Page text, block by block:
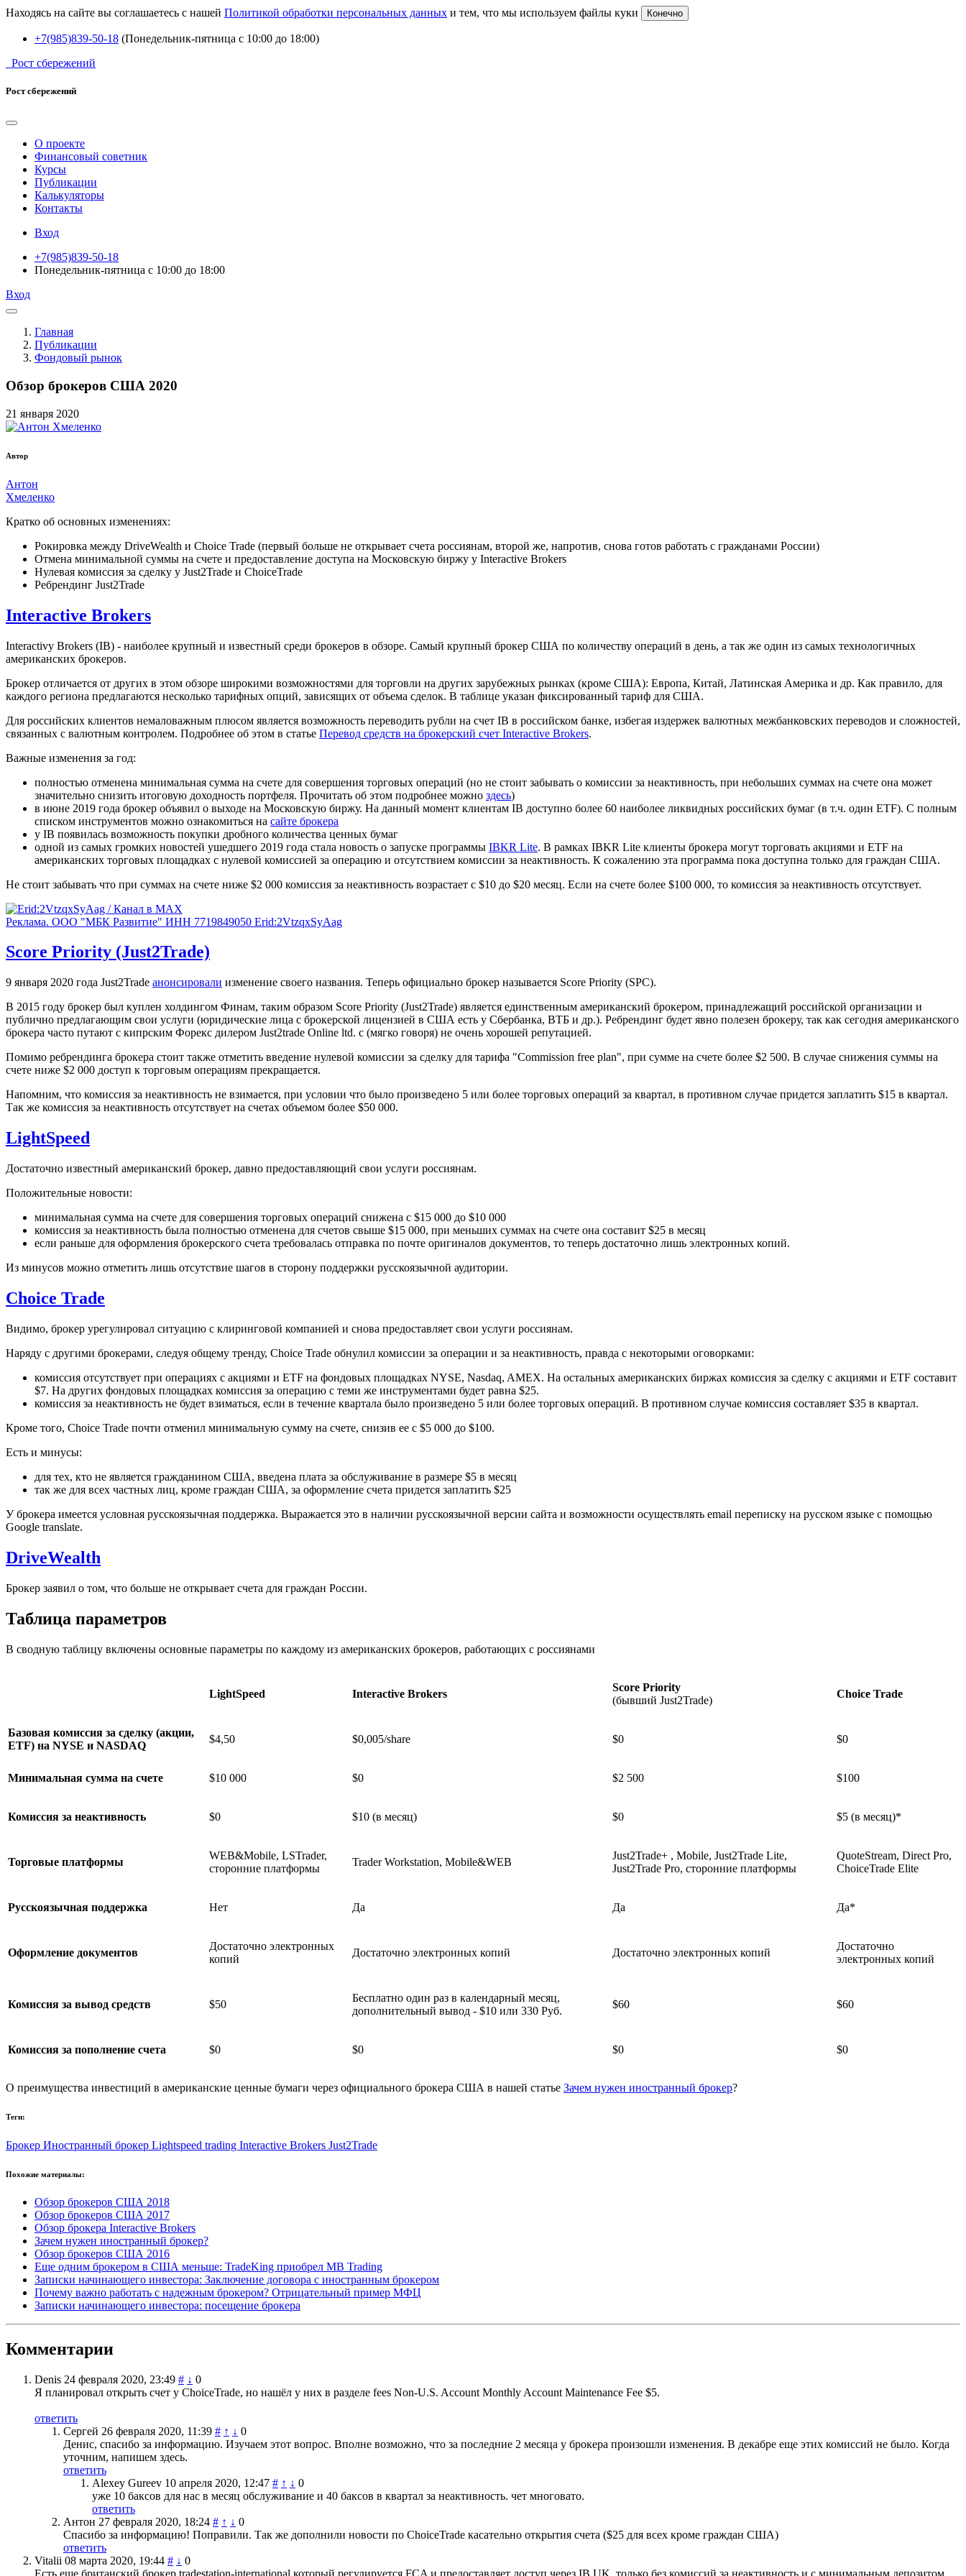
Находясь на сайте вы соглашаетесь с нашей Политикой обработки персональных данных и тем, что мы используем файлы куки Конечно
+7(985)839-50-18 (Понедельник-пятница с 10:00 до 18:00)
Рост сбережений
Рост сбережений
О проекте
Финансовый советник
Курсы
Публикации
Калькуляторы
Контакты
Вход
+7(985)839-50-18
Понедельник-пятница с 10:00 до 18:00
Вход
Главная
Публикации
Фондовый рынок
Обзор брокеров США 2020
21 января 2020
Автор
Антон
Хмеленко
Кратко об основных изменениях:
Рокировка между DriveWealth и Choice Trade (первый больше не открывает счета россиянам, второй же, напротив, снова готов работать с гражданами России)
Отмена минимальной суммы на счете и предоставление доступа на Московскую биржу у Interactive Brokers
Нулевая комиссия за сделку у Just2Trade и ChoiceTrade
Ребрендинг Just2Trade
Interactive Brokers
Interactivу Brokers (IB) - наиболее крупный и известный среди брокеров в обзоре. Самый крупный брокер США по количеству операций в день, а так же один из самых технологичных
американских брокеров.
Брокер отличается от других в этом обзоре широкими возможностями для торговли на других зарубежных рынках (кроме США): Европа, Китай, Латинская Америка и др. Как правило, для
каждого региона предлагаются несколько тарифных опций, зависящих от объема сделок. В таблице указан фиксированный тариф для США.
Для российских клиентов немаловажным плюсом является возможность переводить рубли на счет IB в российском банке, избегая издержек валютных межбанковских переводов и сложностей,
связанных с валютным контролем. Подробнее об этом в статье Перевод средств на брокерский счет Interactive Brokers.
Важные изменения за год:
полностью отменена минимальная сумма на счете для совершения торговых операций (но не стоит забывать о комиссии за неактивность, при небольших суммах на счете она может
значительно снизить итоговую доходность портфеля. Прочитать об этом подробнее можно здесь)
в июне 2019 года брокер объявил о выходе на Московскую биржу. На данный момент клиентам IB доступно более 60 наиболее ликвидных российских бумаг (в т.ч. один ETF). С полным
списком инструментов можно ознакомиться на сайте брокера
у IB появилась возможность покупки дробного количества ценных бумаг
одной из самых громких новостей ушедшего 2019 года стала новость о запуске программы IBKR Lite. В рамках IBKR Lite клиенты брокера могут торговать акциями и ETF на
американских торговых площадках с нулевой комиссией за операцию и отсутствием комиссии за неактивность. К сожалению эта программа пока доступна только для граждан США.
Не стоит забывать что при суммах на счете ниже $2 000 комиссия за неактивность возрастает с $10 до $20 месяц. Если на счете более $100 000, то комиссия за неактивность отсутствует.
Реклама. ООО "МБК Развитие" ИНН 7719849050 Erid:2VtzqxSyAag
Score Priority (Just2Trade)
9 января 2020 года Just2Trade анонсировали изменение своего названия. Теперь официально брокер называется Score Priority (SPC).
В 2015 году брокер был куплен холдингом Финам, таким образом Score Priority (Just2Trade) является единственным американский брокером, принадлежащий российской организации и
публично предлагающим свои услуги (юридические лица с брокерской лицензией в США есть у Сбербанка, ВТБ и др.). Ребрендинг будет явно полезен брокеру, так как сегодня американского
брокера часто путают с кипрским Форекс дилером Just2trade Online ltd. с (мягко говоря) не очень хорошей репутацией.
Помимо ребрендинга брокера стоит также отметить введение нулевой комиссии за сделку для тарифа "Commission free plan", при сумме на счете более $2 500. В случае снижения суммы на
счете ниже $2 000 доступ к торговым операциям прекращается.
Напомним, что комиссия за неактивность не взимается, при условии что было произведено 5 или более торговых операций за квартал, в противном случае придется заплатить $15 в квартал.
Так же комиссия за неактивность отсутствует на счетах объемом более $50 000.
LightSpeed
Достаточно известный американский брокер, давно предоставляющий свои услуги россиянам.
Положительные новости:
минимальная сумма на счете для совершения торговых операций снижена с $15 000 до $10 000
комиссия за неактивность была полностью отменена для счетов свыше $15 000, при меньших суммах на счете она составит $25 в месяц
если раньше для оформления брокерского счета требовалась отправка по почте оригиналов документов, то теперь достаточно лишь электронных копий.
Из минусов можно отметить лишь отсутствие шагов в сторону поддержки русскоязычной аудитории.
Choice Trade
Видимо, брокер урегулировал ситуацию с клиринговой компанией и снова предоставляет свои услуги россиянам.
Наряду с другими брокерами, следуя общему тренду, Choice Trade обнулил комиссии за операции и за неактивность, правда с некоторыми оговорками:
комиссия отсутствует при операциях с акциями и ETF на фондовых площадках NYSE, Nasdaq, AMEX. На остальных американских биржах комиссия за сделку с акциями и ETF составит
$7. На других фондовых площадках комиссия за операцию с теми же инструментами будет равна $25.
комиссия за неактивность не будет взиматься, если в течение квартала было произведено 5 или более торговых операций. В противном случае комиссия составляет $35 в квартал.
Кроме того, Choice Trade почти отменил минимальную сумму на счете, снизив ее с $5 000 до $100.
Есть и минусы:
для тех, кто не является гражданином США, введена плата за обслуживание в размере $5 в месяц
так же для всех частных лиц, кроме граждан США, за оформление счета придется заплатить $25
У брокера имеется условная русскоязычная поддержка. Выражается это в наличии русскоязычной версии сайта и возможности осуществлять email переписку на русском языке с помощью
Google translate.
DriveWealth
Брокер заявил о том, что больше не открывает счета для граждан России.
Таблица параметров
В сводную таблицу включены основные параметры по каждому из американских брокеров, работающих с россиянами
LightSpeed Interactive Brokers
Score Priority
(бывший Just2Trade)
Choice Trade
Базовая комиссия за сделку (акции,
ETF) на NYSE и NASDAQ
$4,50 $0,005/share $0 $0
Минимальная сумма на счете $10 000 $0 $2 500 $100
Комиссия за неактивность $0 $10 (в месяц) $0 $5 (в месяц)*
Торговые платформы
WEB&Mobile, LSTrader,
сторонние платформы
Trader Workstation, Mobile&WEB
Just2Trade+ , Mobile, Just2Trade Lite,
Just2Trade Pro, сторонние платформы
QuoteStream, Direct Pro,
ChoiceTrade Elite
Русскоязычная поддержка Нет Да Да Да*
Оформление документов
Достаточно электронных
копий
Достаточно электронных копий Достаточно электронных копий
Достаточно
электронных копий
Комиссия за вывод средств $50
Бесплатно один раз в календарный месяц,
дополнительный вывод - $10 или 330 Руб.
$60 $60
Комиссия за пополнение счета $0 $0 $0 $0
О преимущества инвестиций в американские ценные бумаги через официального брокера США в нашей статье Зачем нужен иностранный брокер?
Теги:
Брокер Иностранный брокер Lightspeed trading Interactive Brokers Just2Trade
Похожие материалы:
Обзор брокеров США 2018
Обзор брокеров США 2017
Обзор брокера Interactive Brokers
Зачем нужен иностранный брокер?
Обзор брокеров США 2016
Еще одним брокером в США меньше: TradeKing приобрел MB Trading
Записки начинающего инвестора: Заключение договора с иностранным брокером
Почему важно работать с надежным брокером? Отрицательный пример МФЦ
Записки начинающего инвестора: посещение брокера
Комментарии
Denis 24 февраля 2020, 23:49 # ↓ 0
Я планировал открыть счет у ChoiceTrade, но нашёл у них в разделе fees Non-U.S. Account Monthly Account Maintenance Fee $5.
ответить
Сергей 26 февраля 2020, 11:39 # ↑ ↓ 0
Денис, спасибо за информацию. Изучаем этот вопрос. Вполне возможно, что за последние 2 месяца у брокера произошли изменения. В декабре еще этих комиссий не было. Когда
уточним, напишем здесь.
ответить
Alexey Gureev 10 апреля 2020, 12:47 # ↑ ↓ 0
уже 10 баксов для нас в месяц обслуживание и 40 баксов в квартал за неактивность. чет многовато.
ответить
Антон 27 февраля 2020, 18:24 # ↑ ↓ 0
Спасибо за информацию! Поправили. Так же дополнили новости по ChoiceTrade касательно открытия счета ($25 для всех кроме граждан США)
ответить
Vitalii 08 марта 2020, 19:44 # ↓ 0